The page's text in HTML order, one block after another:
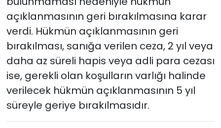
açıklanmasının geri bırakılmasına karar
verdi. Hükmün açıklanmasının geri
bırakılması, sanığa verilen ceza, 2 yıl veya
daha az süreli hapis veya adli para cezası
ise, gerekli olan koşulların varlığı halinde
verilecek hükmün açıklanmasının 5 yıl
süreyle geriye bırakılmasıdır.